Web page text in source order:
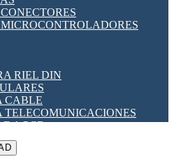
PANEL
DE CARRERA
Y TC'S DE CORRIENTE
LÓGICO PROGRAMABLES
HORARIO
RIEL DIN
CABLE
TELECOMUNICACIONES
A PCB
CABLE